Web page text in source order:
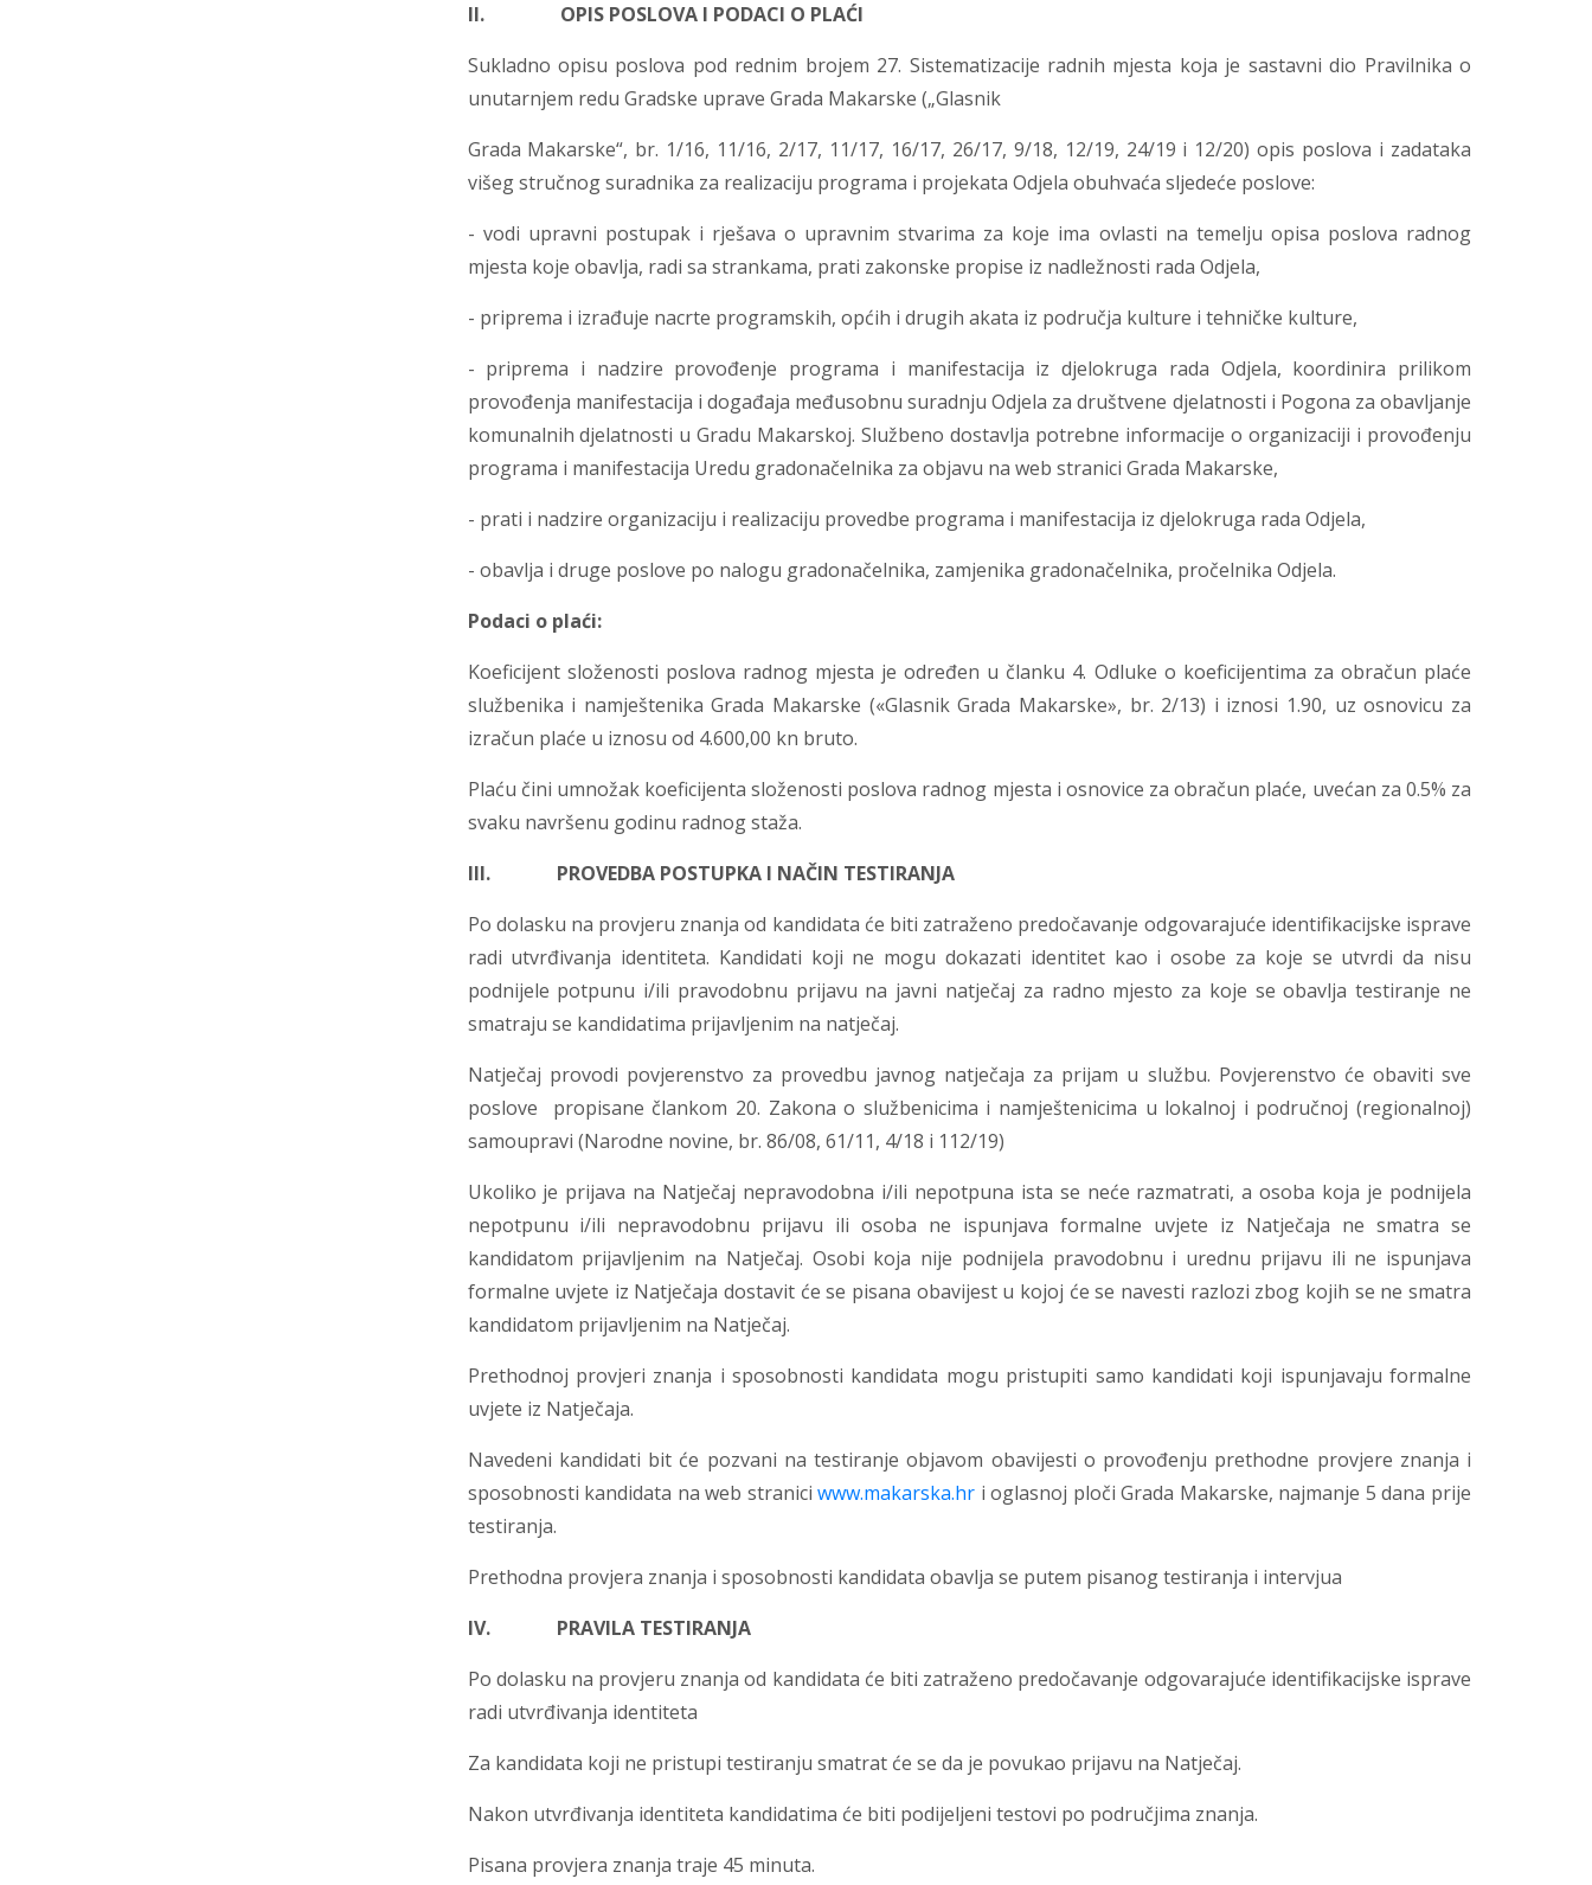
II. OPIS POSLOVA I PODACI O PLAĆI
Sukladno opisu poslova pod rednim brojem 27. Sistematizacije radnih mjesta koja je sastavni dio Pravilnika o
unutarnjem redu Gradske uprave Grada Makarske („Glasnik
Grada Makarske“, br. 1/16, 11/16, 2/17, 11/17, 16/17, 26/17, 9/18, 12/19, 24/19 i 12/20) opis poslova i zadataka
višeg stručnog suradnika za realizaciju programa i projekata Odjela obuhvaća sljedeće poslove:
- vodi upravni postupak i rješava o upravnim stvarima za koje ima ovlasti na temelju opisa poslova radnog
mjesta koje obavlja, radi sa strankama, prati zakonske propise iz nadležnosti rada Odjela,
- priprema i izrađuje nacrte programskih, općih i drugih akata iz područja kulture i tehničke kulture,
- priprema i nadzire provođenje programa i manifestacija iz djelokruga rada Odjela, koordinira prilikom
provođenja manifestacija i događaja međusobnu suradnju Odjela za društvene djelatnosti i Pogona za obavljanje
komunalnih djelatnosti u Gradu Makarskoj. Službeno dostavlja potrebne informacije o organizaciji i provođenju
programa i manifestacija Uredu gradonačelnika za objavu na web stranici Grada Makarske,
- prati i nadzire organizaciju i realizaciju provedbe programa i manifestacija iz djelokruga rada Odjela,
- obavlja i druge poslove po nalogu gradonačelnika, zamjenika gradonačelnika, pročelnika Odjela.
Podaci o plaći:
Koeficijent složenosti poslova radnog mjesta je određen u članku 4. Odluke o koeficijentima za obračun plaće
službenika i namještenika Grada Makarske («Glasnik Grada Makarske», br. 2/13) i iznosi 1.90, uz osnovicu za
izračun plaće u iznosu od 4.600,00 kn bruto.
Plaću čini umnožak koeficijenta složenosti poslova radnog mjesta i osnovice za obračun plaće, uvećan za 0.5% za
svaku navršenu godinu radnog staža.
III.
PROVEDBA POSTUPKA I NAČIN TESTIRANJA
Po dolasku na provjeru znanja od kandidata će biti zatraženo predočavanje odgovarajuće identifikacijske isprave
radi utvrđivanja identiteta. Kandidati koji ne mogu dokazati identitet kao i osobe za koje se utvrdi da nisu
podnijele potpunu i/ili pravodobnu prijavu na javni natječaj za radno mjesto za koje se obavlja testiranje ne
smatraju se kandidatima prijavljenim na natječaj.
Natječaj provodi povjerenstvo za provedbu javnog natječaja za prijam u službu. Povjerenstvo će obaviti sve
poslove propisane člankom 20. Zakona o službenicima i namještenicima u lokalnoj i područnoj (regionalnoj)
samoupravi (Narodne novine, br. 86/08, 61/11, 4/18 i 112/19)
Ukoliko je prijava na Natječaj nepravodobna i/ili nepotpuna ista se neće razmatrati, a osoba koja je podnijela
nepotpunu i/ili nepravodobnu prijavu ili osoba ne ispunjava formalne uvjete iz Natječaja ne smatra se
kandidatom prijavljenim na Natječaj. Osobi koja nije podnijela pravodobnu i urednu prijavu ili ne ispunjava
formalne uvjete iz Natječaja dostavit će se pisana obavijest u kojoj će se navesti razlozi zbog kojih se ne smatra
kandidatom prijavljenim na Natječaj.
Prethodnoj provjeri znanja i sposobnosti kandidata mogu pristupiti samo kandidati koji ispunjavaju formalne
uvjete iz Natječaja.
Navedeni kandidati bit će pozvani na testiranje objavom obavijesti o provođenju prethodne provjere znanja i
sposobnosti kandidata na web straniciwww.makarska.hr i oglasnoj ploči Grada Makarske, najmanje 5 dana prije
testiranja.
Prethodna provjera znanja i sposobnosti kandidata obavlja se putem pisanog testiranja i intervjua
IV.
PRAVILA TESTIRANJA
Po dolasku na provjeru znanja od kandidata će biti zatraženo predočavanje odgovarajuće identifikacijske isprave
radi utvrđivanja identiteta
Za kandidata koji ne pristupi testiranju smatrat će se da je povukao prijavu na Natječaj.
Nakon utvrđivanja identiteta kandidatima će biti podijeljeni testovi po područjima znanja.
Pisana provjera znanja traje 45 minuta.